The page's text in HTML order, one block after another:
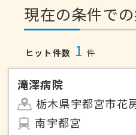
現在の条件で
ヒット件数 1 件
滝澤病院
栃木県宇都宮市花
南宇都宮